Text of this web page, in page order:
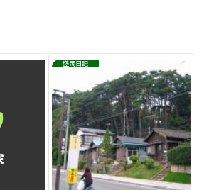
盛岡日記